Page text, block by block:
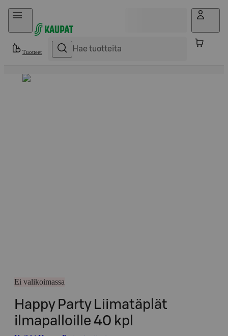
Hyppää sisältöön
Tuotteet
Ei valikoimassa
Happy Party Liimatäplät
ilmapalloille 40 kpl